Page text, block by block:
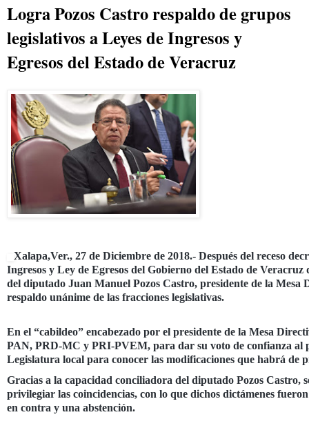
Logra Pozos Castro respaldo de grupos
legislativos a Leyes de Ingresos y
Egresos del Estado de Veracruz
Xalapa,Ver., 27 de Diciembre de 2018.- Después del receso
Ingresos y Ley de Egresos del Gobierno del Estado de
del diputado Juan Manuel Pozos Castro, presidente de la Mesa
respaldo unánime de las fracciones legislativas.
En el “cabildeo” encabezado por el presidente de la Mesa
PAN, PRD-MC y PRI-PVEM, para dar su voto de confianza al
Legislatura local para conocer las modificaciones que habrá de
Gracias a la capacidad conciliadora del diputado Pozos Castro,
privilegiar las coincidencias, con lo que dichos dictámenes
en contra y una abstención.